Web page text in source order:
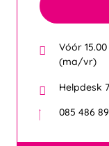
Vóór
(ma/vr)
Helpdesk
085 486